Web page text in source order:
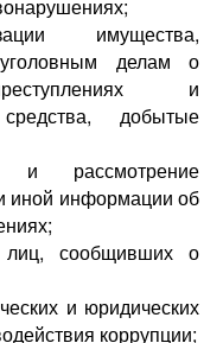
имущества,
делам о
и
добытые
и рассмотрение
иной информации об
сообщивших о
и юридических
коррупции;